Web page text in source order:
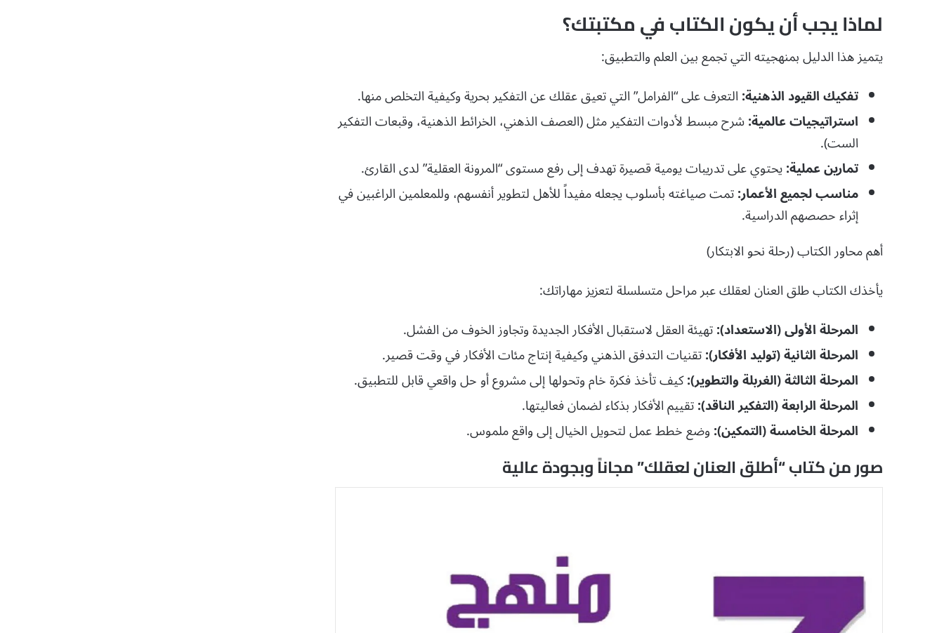
لماذا يجب أن يكون الكتاب في مكتبتك؟
يتميز هذا الدليل بمنهجيته التي تجمع بين العلم والتطبيق:
تفكيك القيود الذهنية:التعرف على “الفرامل” التي تعيق عقلك عن التفكير بحرية وكيفية التخلص منها.
استراتيجيات عالمية:شرح مبسط لأدوات التفكير مثل (العصف الذهني، الخرائط الذهنية، وقبعات التفكير
الست).
تمارين عملية:يحتوي على تدريبات يومية قصيرة تهدف إلى رفع مستوى “المرونة العقلية” لدى القارئ.
مناسب لجميع الأعمار:تمت صياغته بأسلوب يجعله مفيداً للأهل لتطوير أنفسهم، وللمعلمين الراغبين في
إثراء حصصهم الدراسية.
أهم محاور الكتاب (رحلة نحو الابتكار)
يأخذك الكتاب طلق العنان لعقلك عبر مراحل متسلسلة لتعزيز مهاراتك:
المرحلة الأولى (الاستعداد):تهيئة العقل لاستقبال الأفكار الجديدة وتجاوز الخوف من الفشل.
المرحلة الثانية (توليد الأفكار):تقنيات التدفق الذهني وكيفية إنتاج مئات الأفكار في وقت قصير.
المرحلة الثالثة (الغربلة والتطوير):كيف تأخذ فكرة خام وتحولها إلى مشروع أو حل واقعي قابل للتطبيق.
المرحلة الرابعة (التفكير الناقد):تقييم الأفكار بذكاء لضمان فعاليتها.
المرحلة الخامسة (التمكين):وضع خطط عمل لتحويل الخيال إلى واقع ملموس.
صور من كتاب “أطلق العنان لعقلك” مجاناً وبجودة عالية